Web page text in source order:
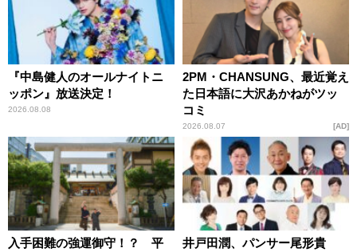
『中島健人のオールナイトニ
ッポン』放送決定！
2026.08.08
2PM・CHANSUNG、最近覚え
た日本語に大沢あかねがツッ
コミ
2026.08.07 AD
入手困難の強運御守！？ 平
井戸田潤、パンサー尾形貴